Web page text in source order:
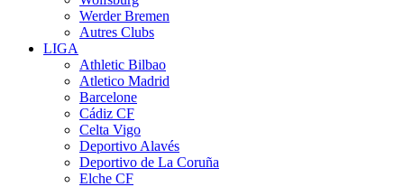
Werder Bremen
Autres Clubs
LIGA
Athletic Bilbao
Atletico Madrid
Barcelone
Cádiz CF
Celta Vigo
Deportivo Alavés
Deportivo de La Coruña
Elche CF